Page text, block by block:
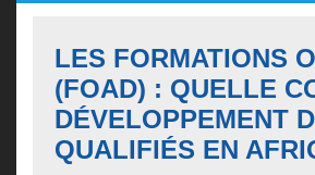
LES FORMATIONS
(FOAD) : QUELLE
DÉVELOPPEMENT
QUALIFIÉS EN